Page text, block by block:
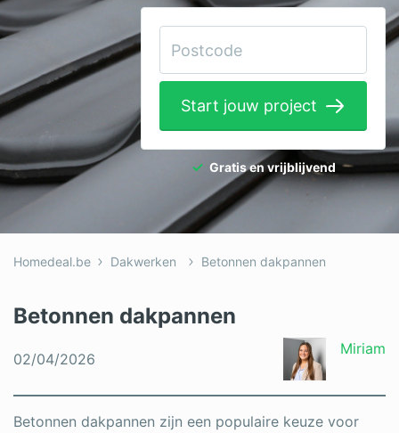
Cv-ketels
Dakwerken
Elektricien
Gevelwerken
Glas
Hekwerken
Hovenier
Isolatie
Loodgieter
Rolluiken
Start jouw project
Gratis en vrijblijvend
Homedeal.be Dakwerken Betonnen dakpannen
Betonnen dakpannen
02/04/2026
Miriam
Betonnen dakpannen zijn een populaire keuze voor